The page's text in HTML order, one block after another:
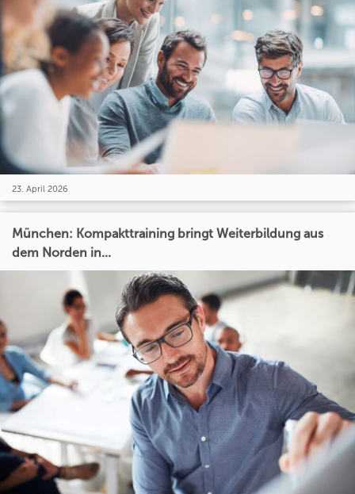
23. April 2026
München: Kompakttraining bringt Weiterbildung aus
dem Norden in...